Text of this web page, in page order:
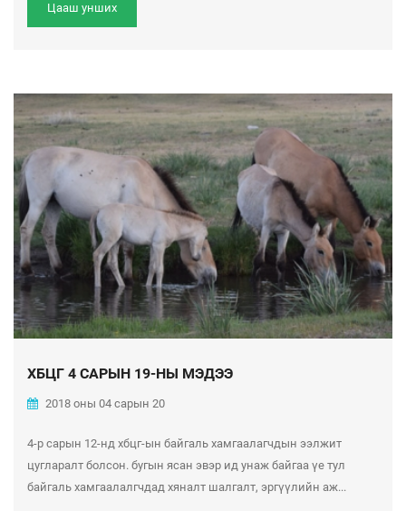
Цааш унших
ХБЦГ 4 САРЫН 19-НЫ МЭДЭЭ
2018 оны 04 сарын 20
4-р сарын 12-нд хбцг-ын байгаль хамгаалагчдын ээлжит
цугларалт болсон. бугын ясан эвэр ид унаж байгаа үе тул
байгаль хамгаалалгчдад хяналт шалгалт, эргүүлийн аж...